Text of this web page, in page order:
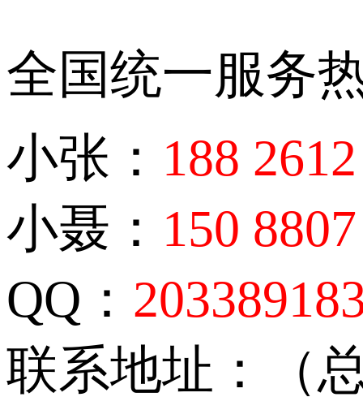
全国统一服务
小张： 188
小聂： 150
QQ：
联系地址：（